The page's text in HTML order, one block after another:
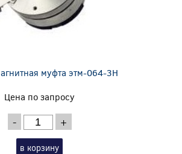
муфта этм-064-3Н
Цена по запросу
- +
в корзину